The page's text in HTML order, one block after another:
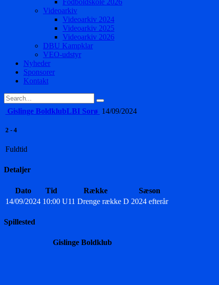
Fodboldskole 2026
Videoarkiv
Videoarkiv 2024
Videoarkiv 2025
Videoarkiv 2026
DBU Kampklar
VEO-udstyr
Nyheder
Sponsorer
Kontakt
Gislinge BoldklubLBI Sorø 14/09/2024
2 - 4
Fuldtid
Detaljer
Dato Tid Række
Sæson
14/09/2024 10:00 U11 Drenge række D 2024 efterår
Spillested
Gislinge Boldklub